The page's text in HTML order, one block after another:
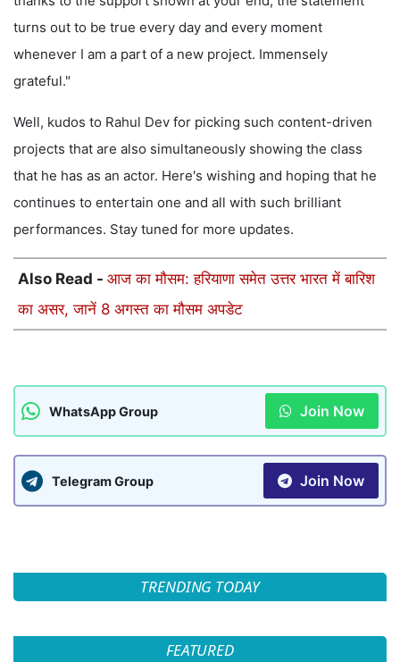
turns out to be true every day and every moment
whenever I am a part of a new project. Immensely
grateful."
Well, kudos to Rahul Dev for picking such content-driven
projects that are also simultaneously showing the class
that he has as an actor. Here's wishing and hoping that he
continues to entertain one and all with such brilliant
performances. Stay tuned for more updates.
Also Read - आज का मौसम: हरियाणा समेत उत्तर भारत में बारिश
का असर, जानें 8 अगस्त का मौसम अपडेट
WhatsApp Group Join Now
Telegram Group Join Now
TRENDING TODAY
FEATURED